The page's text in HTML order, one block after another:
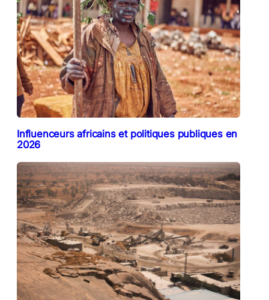
Influenceurs africains et politiques publiques en
2026